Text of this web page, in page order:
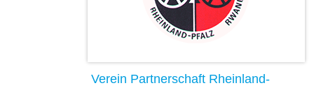
Verein Partnerschaft Rheinland-